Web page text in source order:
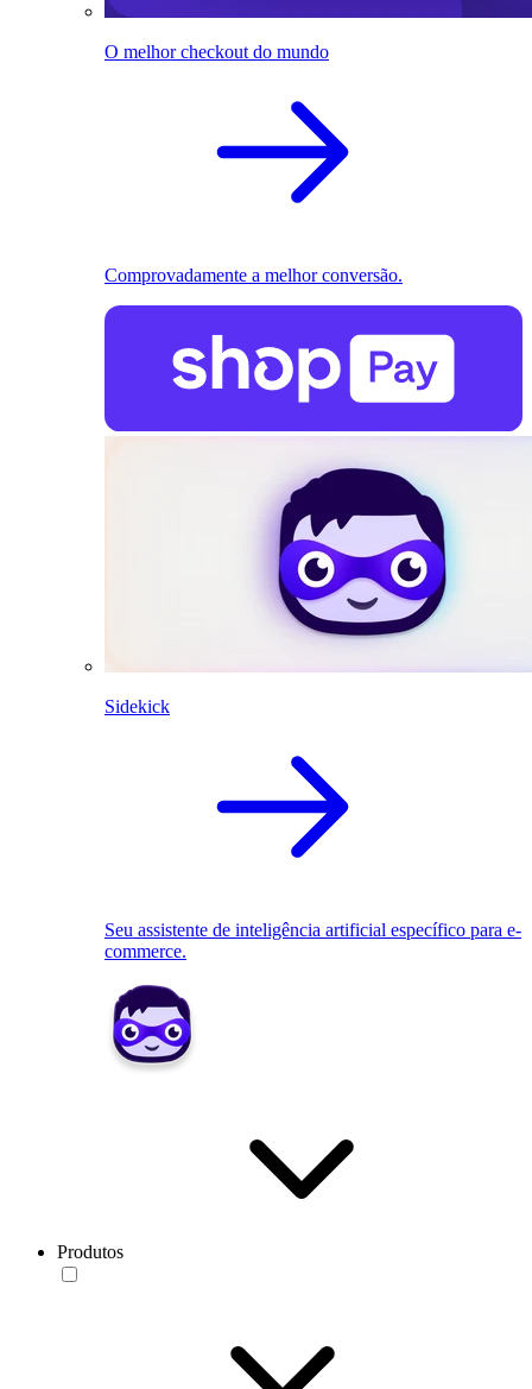
O melhor checkout do mundo
Comprovadamente a melhor conversão.
Sidekick
Seu assistente de inteligência artificial específico para e-
commerce.
Produtos